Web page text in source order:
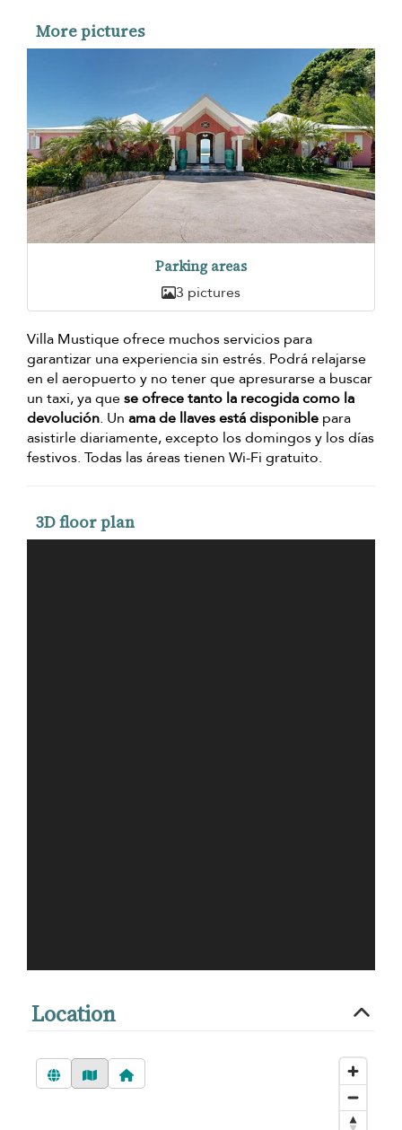
More pictures
Parking areas
3 pictures
Villa Mustique ofrece muchos servicios para
garantizar una experiencia sin estrés. Podrá relajarse
en el aeropuerto y no tener que apresurarse a buscar
un taxi, ya quese ofrece tanto la recogida como la
devolución. Un ama de llaves está disponible para
asistirle diariamente, excepto los domingos y los días
festivos. Todas las áreas tienen Wi-Fi gratuito.
3D floor plan
Location